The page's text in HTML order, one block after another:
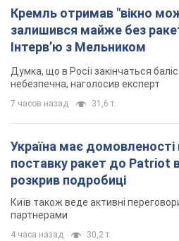
Кремль отримав "вікно
залишився майже без
Інтерв’ю з Мельником
Думка, що в Росії закінчаться
небезпечна, наголосив експерт
7 часов назад 31,6 т.
Україна має
поставку ракет до Patriot
розкрив подробиці
Київ також веде активні
партнерами
4 часа назад 30,2 т.